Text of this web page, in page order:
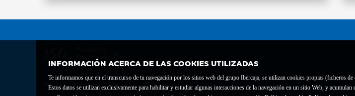
INFORMACIÓN ACERCA DE LAS COOKIES UTILIZADAS
Te informamos que en el transcurso de tu navegación por los sitios web del grupo Ibercaja, se utilizan cookies propias (ficheros
Estos datos se utilizan exclusivamente para habilitar y estudiar algunas interacciones de la navegación en un sitio Web, y
Fundación Bancaria Ibercaja C.I.F. G-50000652.
Inscrita en el Registro de Fundaciones del Mº de Educación, Cultura y Deporte con el nº 1689.